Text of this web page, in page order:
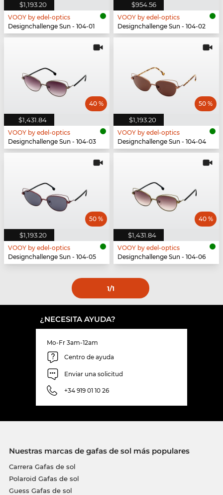
$1,193.20
VOOY by edel-optics
Designchallenge Sun - 104-01
$954.56
VOOY by edel-optics
Designchallenge Sun - 104-02
$1,431.84
40 %
VOOY by edel-optics
Designchallenge Sun - 104-03
$1,193.20
50 %
VOOY by edel-optics
Designchallenge Sun - 104-04
$1,193.20
50 %
VOOY by edel-optics
Designchallenge Sun - 104-05
$1,431.84
40 %
VOOY by edel-optics
Designchallenge Sun - 104-06
1/1
¿NECESITA AYUDA?
Mo-Fr 3am-12am
Centro de ayuda
Enviar una solicitud
+34 919 01 10 26
Nuestras marcas de gafas de sol más populares
Carrera Gafas de sol
Polaroid Gafas de sol
Guess Gafas de sol